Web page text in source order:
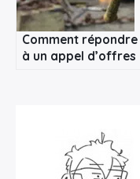
Comment répondre
à un appel d’offres